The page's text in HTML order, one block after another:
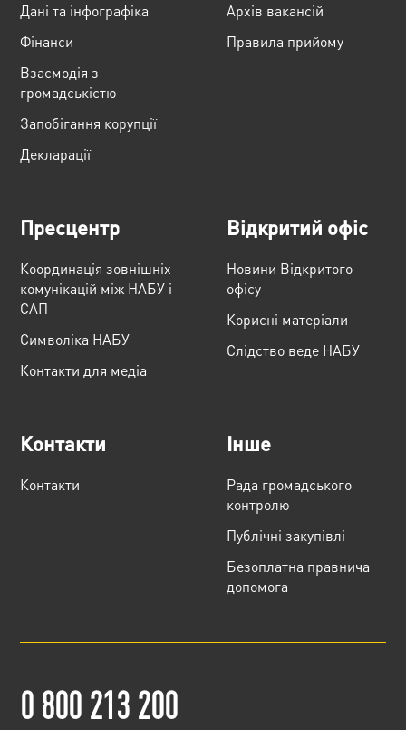
Дані та інфографіка
Фінанси
Взаємодія з
громадськістю
Запобігання корупції
Декларації
Архів вакансій
Правила прийому
Пресцентр
Координація зовнішніх
комунікацій між НАБУ і
САП
Cимволіка НАБУ
Контакти для медіа
Відкритий офіс
Новини Відкритого
офісу
Корисні матеріали
Слідство веде НАБУ
Контакти
Контакти
Інше
Рада громадського
контролю
Публічні закупівлі
Безоплатна правнича
допомога
0 800 213 200